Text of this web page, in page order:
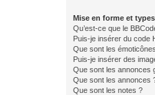
Mise en forme et
Qu’est-ce que le
Puis-je insérer du code
Que sont les
Puis-je insérer des
Que sont les annonces
Que sont les annonces
Que sont les notes ?